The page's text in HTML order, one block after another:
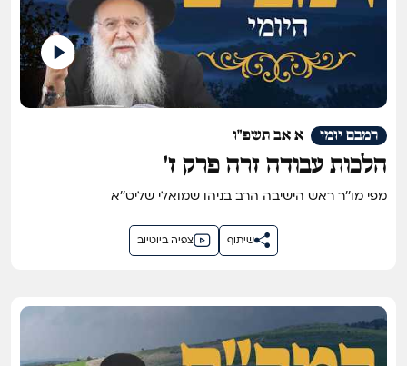
א אב תשפ"ו רמבם יומי
הלכות עבודה זרה פרק ז'
מפי מו''ר ראש הישיבה הרב בניהו שמואלי שליט''א
צפיה ביוטיוב שיתוף